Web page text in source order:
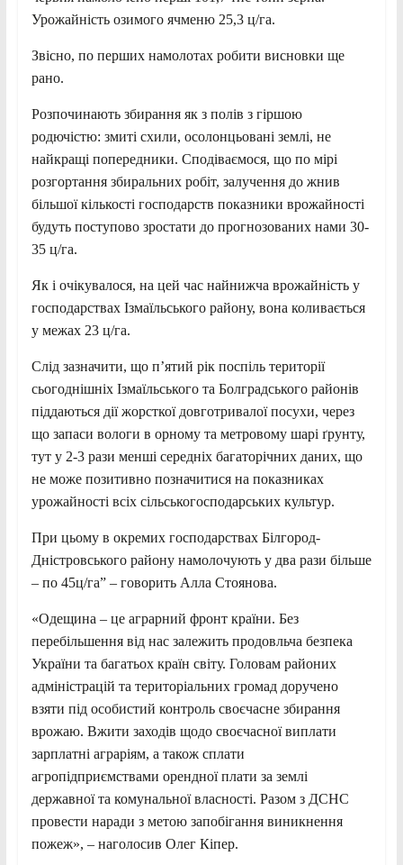
Урожайність озимого ячменю 25,3 ц/га.
Звісно, по перших намолотах робити висновки ще
рано.
Розпочинають збирання як з полів з гіршою
родючістю: змиті схили, осолонцьовані землі, не
найкращі попередники. Сподіваємося, що по мірі
розгортання збиральних робіт, залучення до жнив
більшої кількості господарств показники врожайності
будуть поступово зростати до прогнозованих нами 30-
35 ц/га.
Як і очікувалося, на цей час найнижча врожайність у
господарствах Ізмаїльського району, вона коливається
у межах 23 ц/га.
Слід зазначити, що п’ятий рік поспіль території
сьогоднішніх Ізмаїльського та Болградського районів
піддаються дії жорсткої довготривалої посухи, через
що запаси вологи в орному та метровому шарі ґрунту,
тут у 2-3 рази менші середніх багаторічних даних, що
не може позитивно позначитися на показниках
урожайності всіх сільськогосподарських культур.
При цьому в окремих господарствах Білгород-
Дністровського району намолочують у два рази більше
– по 45ц/га” – говорить Алла Стоянова.
«Одещина – це аграрний фронт країни. Без
перебільшення від нас залежить продовльча безпека
України та багатьох країн світу. Головам районих
адміністрацій та територіальних громад доручено
взяти під особистий контроль своєчасне збирання
врожаю. Вжити заходів щодо своєчасної виплати
зарплатні аграріям, а також сплати
агропідприємствами орендної плати за землі
державної та комунальної власності. Разом з ДСНС
провести наради з метою запобігання виникнення
пожеж», – наголосив Олег Кіпер.